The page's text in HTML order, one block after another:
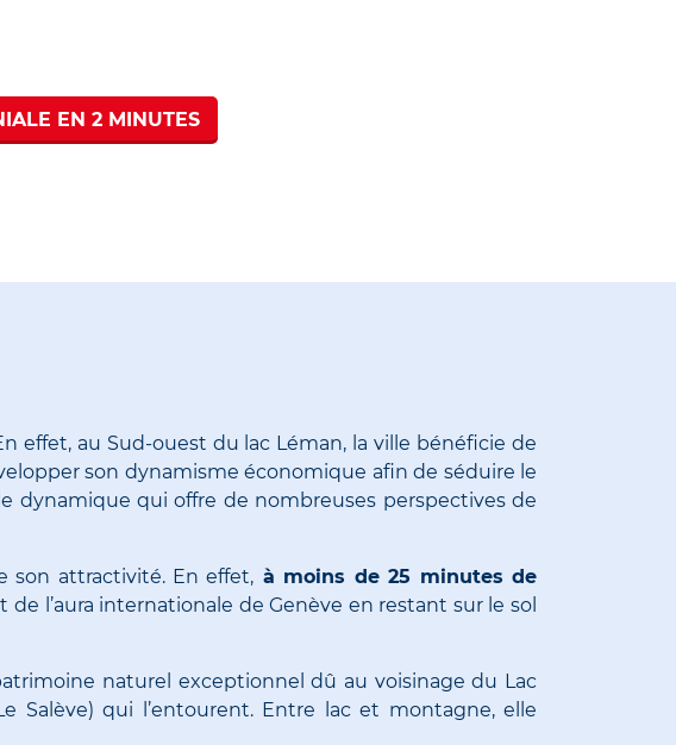
EN 2 MINUTES
effet, au Sud-ouest du lac Léman, la ville bénéficie de
son dynamisme économique afin de séduire le
dynamique qui offre de nombreuses perspectives de
son attractivité.En effet, à moins de 25 minutes de
l’aura internationale de Genève en restant sur le sol
naturel exceptionnel dû au voisinage du Lac
Salève) qui l’entourent.Entre lac et montagne, elle